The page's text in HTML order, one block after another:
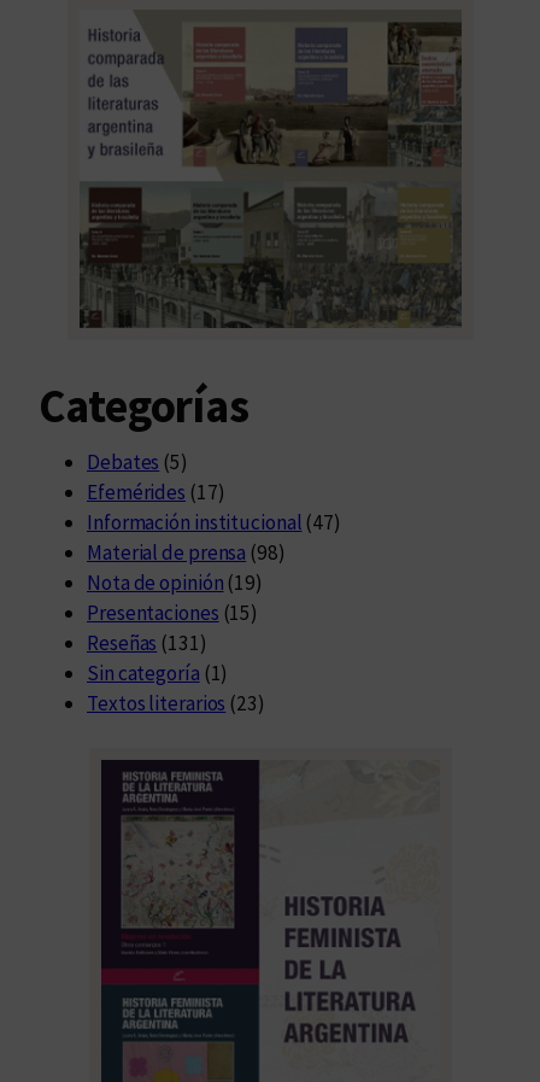
Categorías
Debates (5)
Efemérides (17)
Información institucional (47)
Material de prensa (98)
Nota de opinión (19)
Presentaciones (15)
Reseñas (131)
Sin categoría (1)
Textos literarios (23)